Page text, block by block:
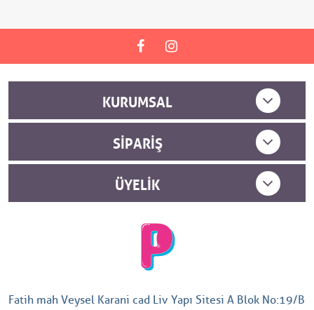
KURUMSAL
SIPARIŞ
ÜYELIK
Fatih mah Veysel Karani cad Liv Yapı Sitesi A Blok No:19/B